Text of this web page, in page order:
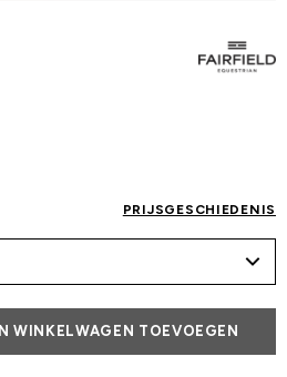
PRIJSGESCHIEDENIS
WINKELWAGEN TOEVOEGEN